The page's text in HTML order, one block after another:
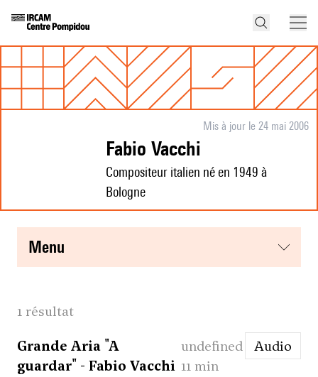
Mis à jour le 24 mai 2006
Fabio Vacchi
Compositeur italien né en 1949 à
Bologne
menu
1 résultat
Grande Aria "A
guardar" - Fabio Vacchi
undefined
11 min
Audio